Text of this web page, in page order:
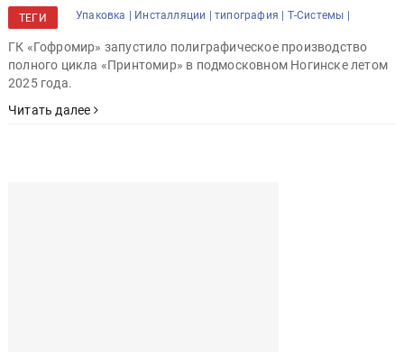
ГК «Гофромир» запустило полиграфическое производство
полного цикла «Принтомир» в подмосковном Ногинске летом
2025 года.
Читать далее